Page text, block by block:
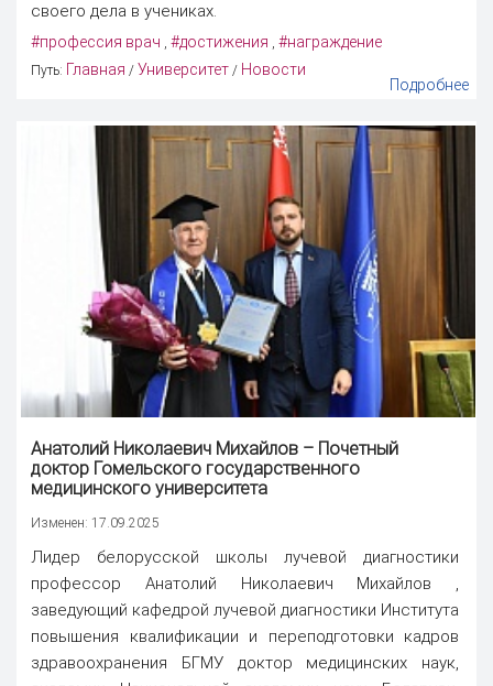
своего дела в учениках.
#профессия врач , #достижения , #награждение
Путь: Главная / Университет / Новости
Подробнее
Анатолий Николаевич Михайлов – Почетный
доктор Гомельского государственного
медицинского университета
Изменен: 17.09.2025
Лидер белорусской школы лучевой диагностики
профессор Анатолий Николаевич Михайлов ,
заведующий кафедрой лучевой диагностики Института
повышения квалификации и переподготовки кадров
здравоохранения БГМУ доктор медицинских наук,